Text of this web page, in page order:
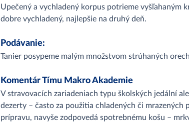
Upečený a vychladený korpus potrieme vyšľahaným
dobre vychladený, najlepšie na druhý deň.
Podávanie:
Tanier posypeme malým množstvom strúhaných
Komentár Tímu Makro Akademie
V stravovacích zariadeniach typu školských jedální
dezerty – často za použitia chladených či mrazených
prípravu, navyše zodpovedá spotrebnému košu –